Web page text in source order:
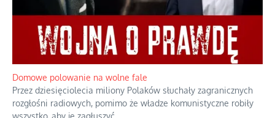
Domowe polowanie na wolne fale
Przez dziesięciolecia miliony Polaków słuchały zagranicznych
rozgłośni radiowych, pomimo że władze komunistyczne robiły
wszystko, aby je zagłuszyć.